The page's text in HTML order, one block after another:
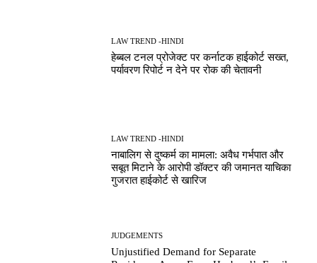
LAW TREND -HINDI
हेब्बल टनल प्रोजेक्ट पर कर्नाटक हाईकोर्ट सख्त,
पर्यावरण रिपोर्ट न देने पर रोक की चेतावनी
LAW TREND -HINDI
नाबालिग से दुष्कर्म का मामला: अवैध गर्भपात और
सबूत मिटाने के आरोपी डॉक्टर की जमानत याचिका
गुजरात हाईकोर्ट से खारिज
JUDGEMENTS
Unjustified Demand for Separate